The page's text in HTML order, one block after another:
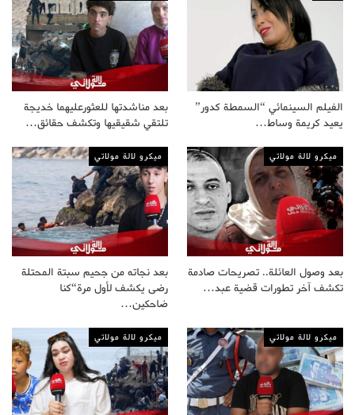
الفيلم السينمائي “السمطة كدور”
يعيد كريمة وساط…
بعد مناشدتها للعثورعليهما خديجة
تلتقي شقيقيها وتكشف حقائق…
ميكرو لالة مولاتي
بعد وصول العائلة.. تصريحات صادمة
تكشف آخر تطورات قضية عبد…
ميكرو لالة مولاتي
بعد نجاته من جحيم سبتة المحتلة
رضى يكشف لأول مرة“كنا
ضاحكين…
ميكرو لالة مولاتي ميكرو لالة مولاتي